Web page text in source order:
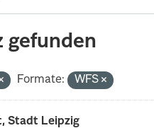
gefunden
Formate: WFS
Stadt Leipzig